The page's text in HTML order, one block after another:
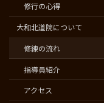
修行の心得
大和北道院について
修練の流れ
指導員紹介
アクセス